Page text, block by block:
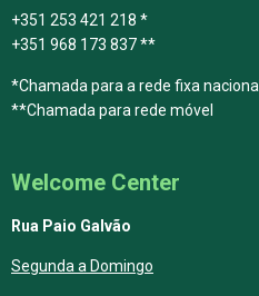
+351 253 421 218 *
+351 968 173 837 **
*Chamada para a rede fixa nacional
**Chamada para rede móvel
Welcome Center
Rua Paio Galvão
Segunda a Domingo